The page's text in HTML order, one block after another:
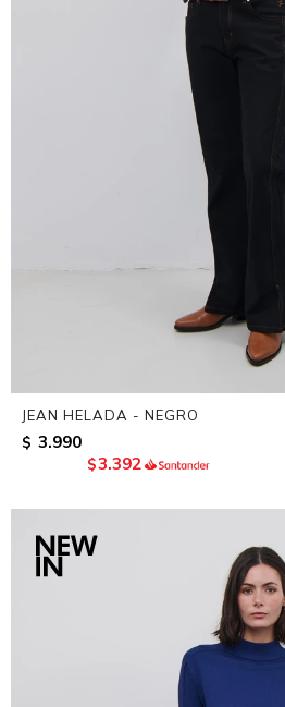
JEAN HELADA - NEGRO
$ 3.990
$3.392